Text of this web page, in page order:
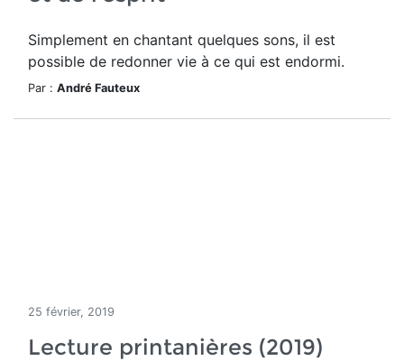
Simplement en chantant quelques sons, il est
possible de redonner vie à ce qui est endormi.
Par : André Fauteux
25 février, 2019
Lecture printanières (2019)